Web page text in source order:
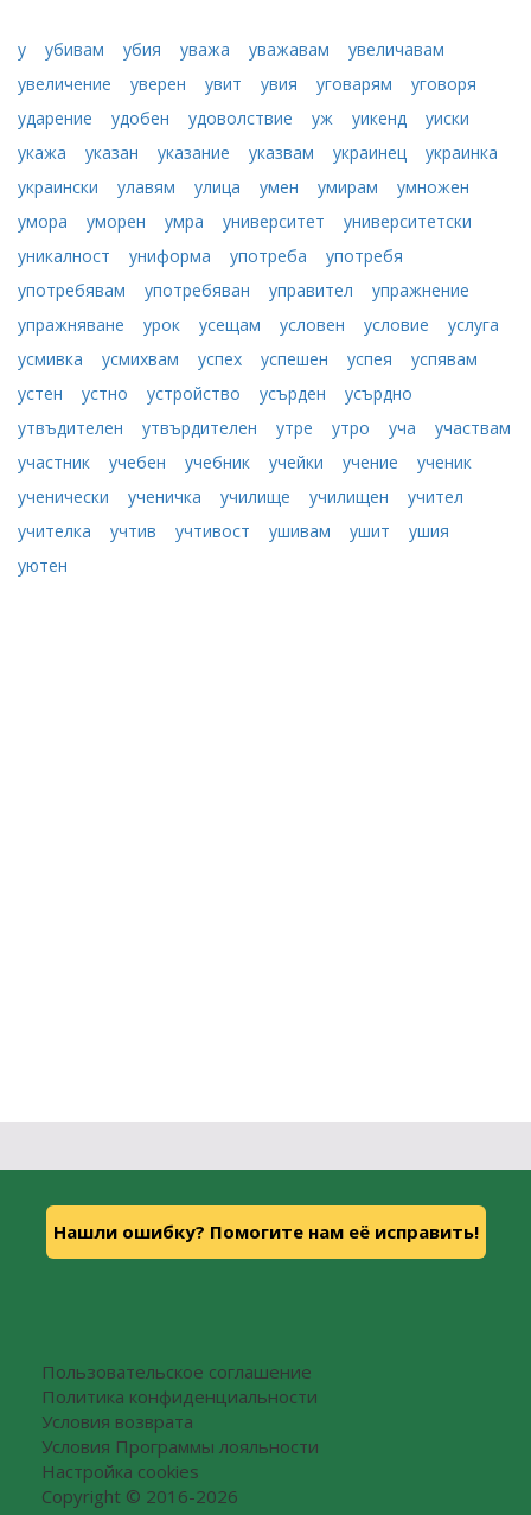
у убивам убия уважа уважавам
увеличавам
увеличение
уверен увит увия уговарям
уговоря
ударение
удобен удоволствие уж уикенд
уиски
укажа
указан указание указвам украинец
украинка
украински
улавям улица умен умирам
умножен
умора
уморен умра университет
университетски
уникалност
униформа употреба
употребя
употребявам
употребяван управител
упражнение
упражняване
урок усещам условен условие
услуга
усмивка
усмихвам успех успешен успея
успявам
устен
устно устройство усърден
усърдно
утвъдителен
утвърдителен утре утро уча
участвам
участник
учебен учебник учейки учение
ученик
ученически
ученичка училище училищен
учител
учителка
учтив учтивост ушивам ушит
ушия
уютен
Нашли ошибку? Помогите нам её исправить!
Пользовательское соглашение
Политика конфиденциальности
Условия возврата
Условия Программы лояльности
Настройка cookies
Copyright © 2016-2026